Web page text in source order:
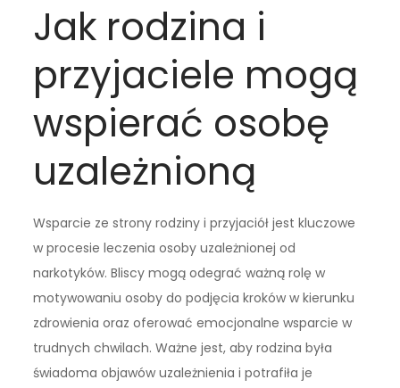
Jak rodzina i
przyjaciele mogą
wspierać osobę
uzależnioną
Wsparcie ze strony rodziny i przyjaciół jest kluczowe
w procesie leczenia osoby uzależnionej od
narkotyków. Bliscy mogą odegrać ważną rolę w
motywowaniu osoby do podjęcia kroków w kierunku
zdrowienia oraz oferować emocjonalne wsparcie w
trudnych chwilach. Ważne jest, aby rodzina była
świadoma objawów uzależnienia i potrafiła je